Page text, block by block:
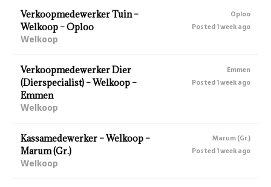
Verkoopmedewerker Tuin –
Welkoop – Oploo
Welkoop
Oploo
Posted 1 week ago
Verkoopmedewerker Dier
(Dierspecialist) – Welkoop –
Emmen
Welkoop
Emmen
Posted 1 week ago
Kassamedewerker – Welkoop –
Marum (Gr.)
Welkoop
Marum (Gr.)
Posted 1 week ago